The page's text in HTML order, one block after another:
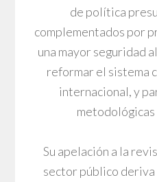
de política
complementados por
una mayor seguridad
reformar el sistema
internacional, y
metodológicas
Su apelación a la
sector público deriva